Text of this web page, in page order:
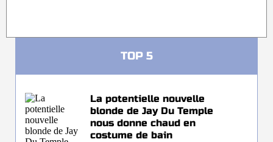
TOP 5
La potentielle nouvelle
blonde de Jay Du Temple
nous donne chaud en
costume de bain